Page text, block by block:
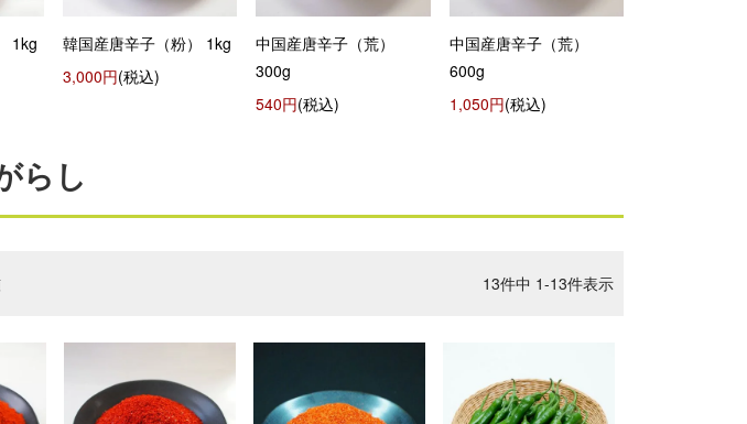
1kg
韓国産唐辛子（粉） 1kg
3,000円(税込)
中国産唐辛子（荒）
300g
540円(税込)
中国産唐辛子（荒）
600g
1,050円(税込)
らし
13件中 1-13件表示